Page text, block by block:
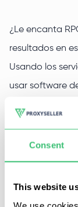
Consent
This website
We use
¿Le encanta
resultados en
Usando los
usar software
acciones,
de caracteres
Además, todo
riesgo de
Puede comprar